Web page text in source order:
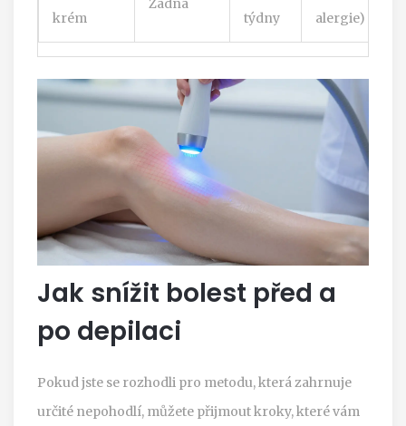
krém
Žádná
týdny
alergie)
Jak snížit bolest před a
po depilaci
Pokud jste se rozhodli pro metodu, která zahrnuje
určité nepohodlí, můžete přijmout kroky, které vám